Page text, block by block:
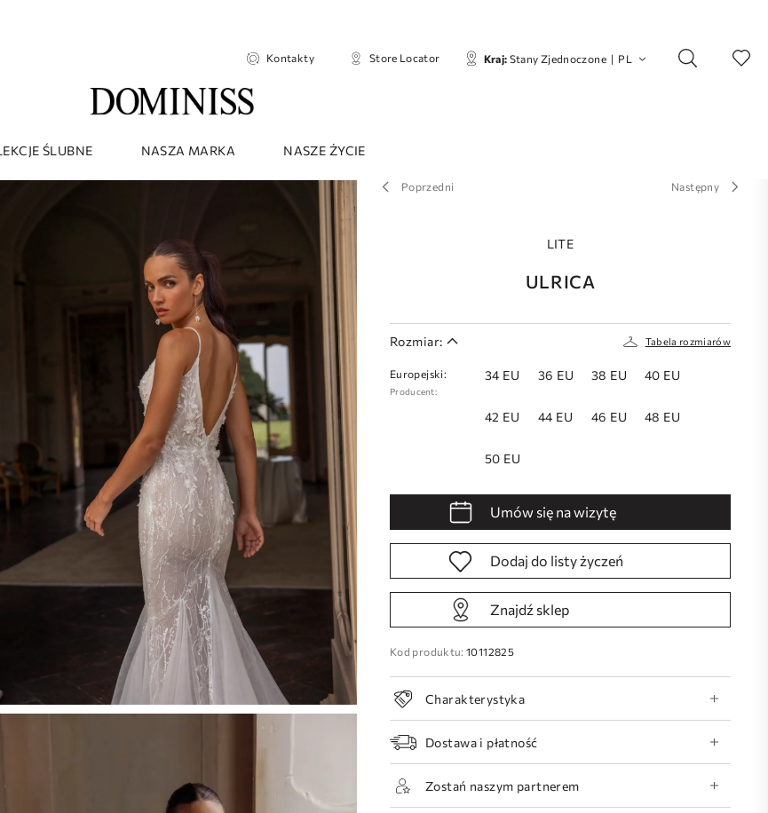
Kontakty Store Locator Kraj: Stany Zjednoczone | PL
ŚLUBNE NASZA MARKA NASZE ŻYCIE
Poprzedni Następny
LITE
ULRICA
Rozmiar: Tabela rozmiarów
Europejski:
Producent:
34 EU 36 EU 38 EU 40 EU
42 EU 44 EU 46 EU 48 EU
50 EU
Umów się na wizytę
Dodaj do listy życzeń
Znajdź sklep
Kod produktu: 10112825
Charakterystyka
Dostawa i płatność
Zostań naszym partnerem